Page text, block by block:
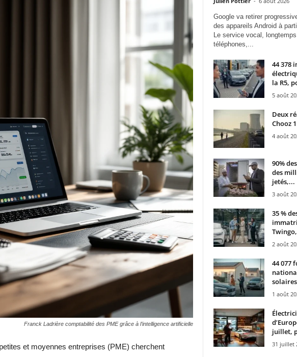
Franck Ladrière comptabilité des PME grâce à l’intelligence artificielle
et moyennes entreprises (PME) cherchent
Google va retirer
des appareils Android à
Le service vocal,
téléphones,...
44 378
la R5,
5 août
Deux
Chooz
4 août
90%
des
jetés,...
3 août
35 %
2 août
44 077
1 août
juillet,
31 juillet